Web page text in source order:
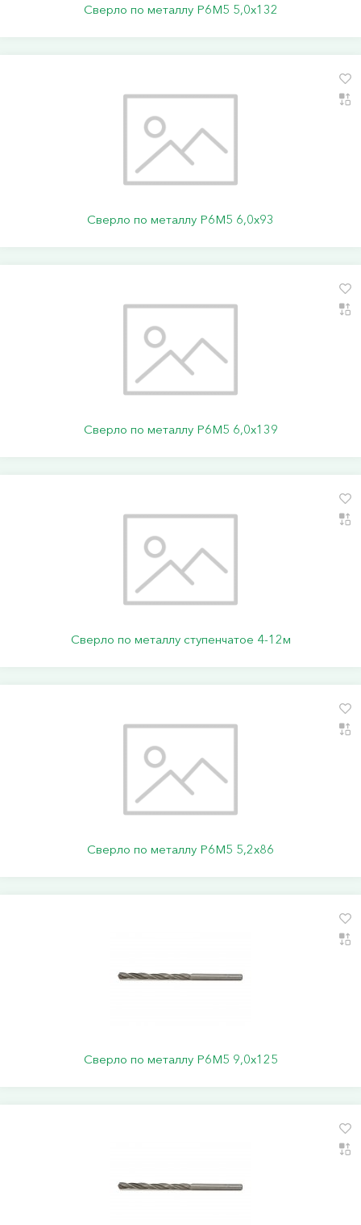
Сверло по металлу Р6М5 5,0х132
Сверло по металлу Р6М5 6,0х93
Сверло по металлу Р6М5 6,0х139
Сверло по металлу ступенчатое 4-12м
Сверло по металлу Р6М5 5,2х86
Сверло по металлу Р6М5 9,0х125